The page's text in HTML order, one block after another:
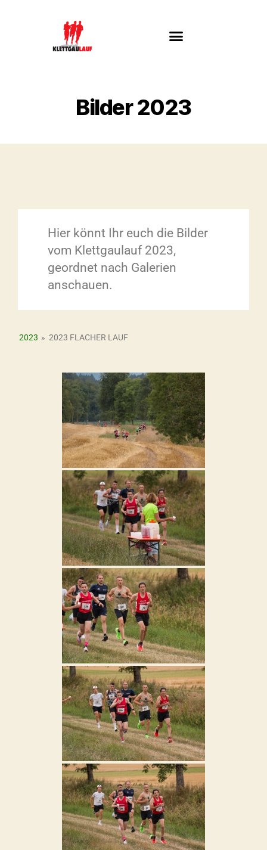
Bilder 2023
Hier könnt Ihr euch die Bilder
vom Klettgaulauf 2023,
geordnet nach Galerien
anschauen.
2023 » 2023 FLACHER LAUF